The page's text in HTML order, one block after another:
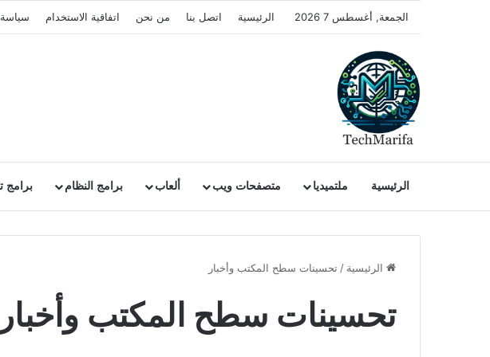
الجمعة, أغسطس 7 2026 الرئيسية اتصل بنا من نحن اتفاقية الاستخدام
الرئيسية ملتميديا متصفحات ويب ألعاب برامج النظام برامج
الرئيسية / تحسينات سطح المكتب وأخبار
تحسينات سطح المكتب وأخبار